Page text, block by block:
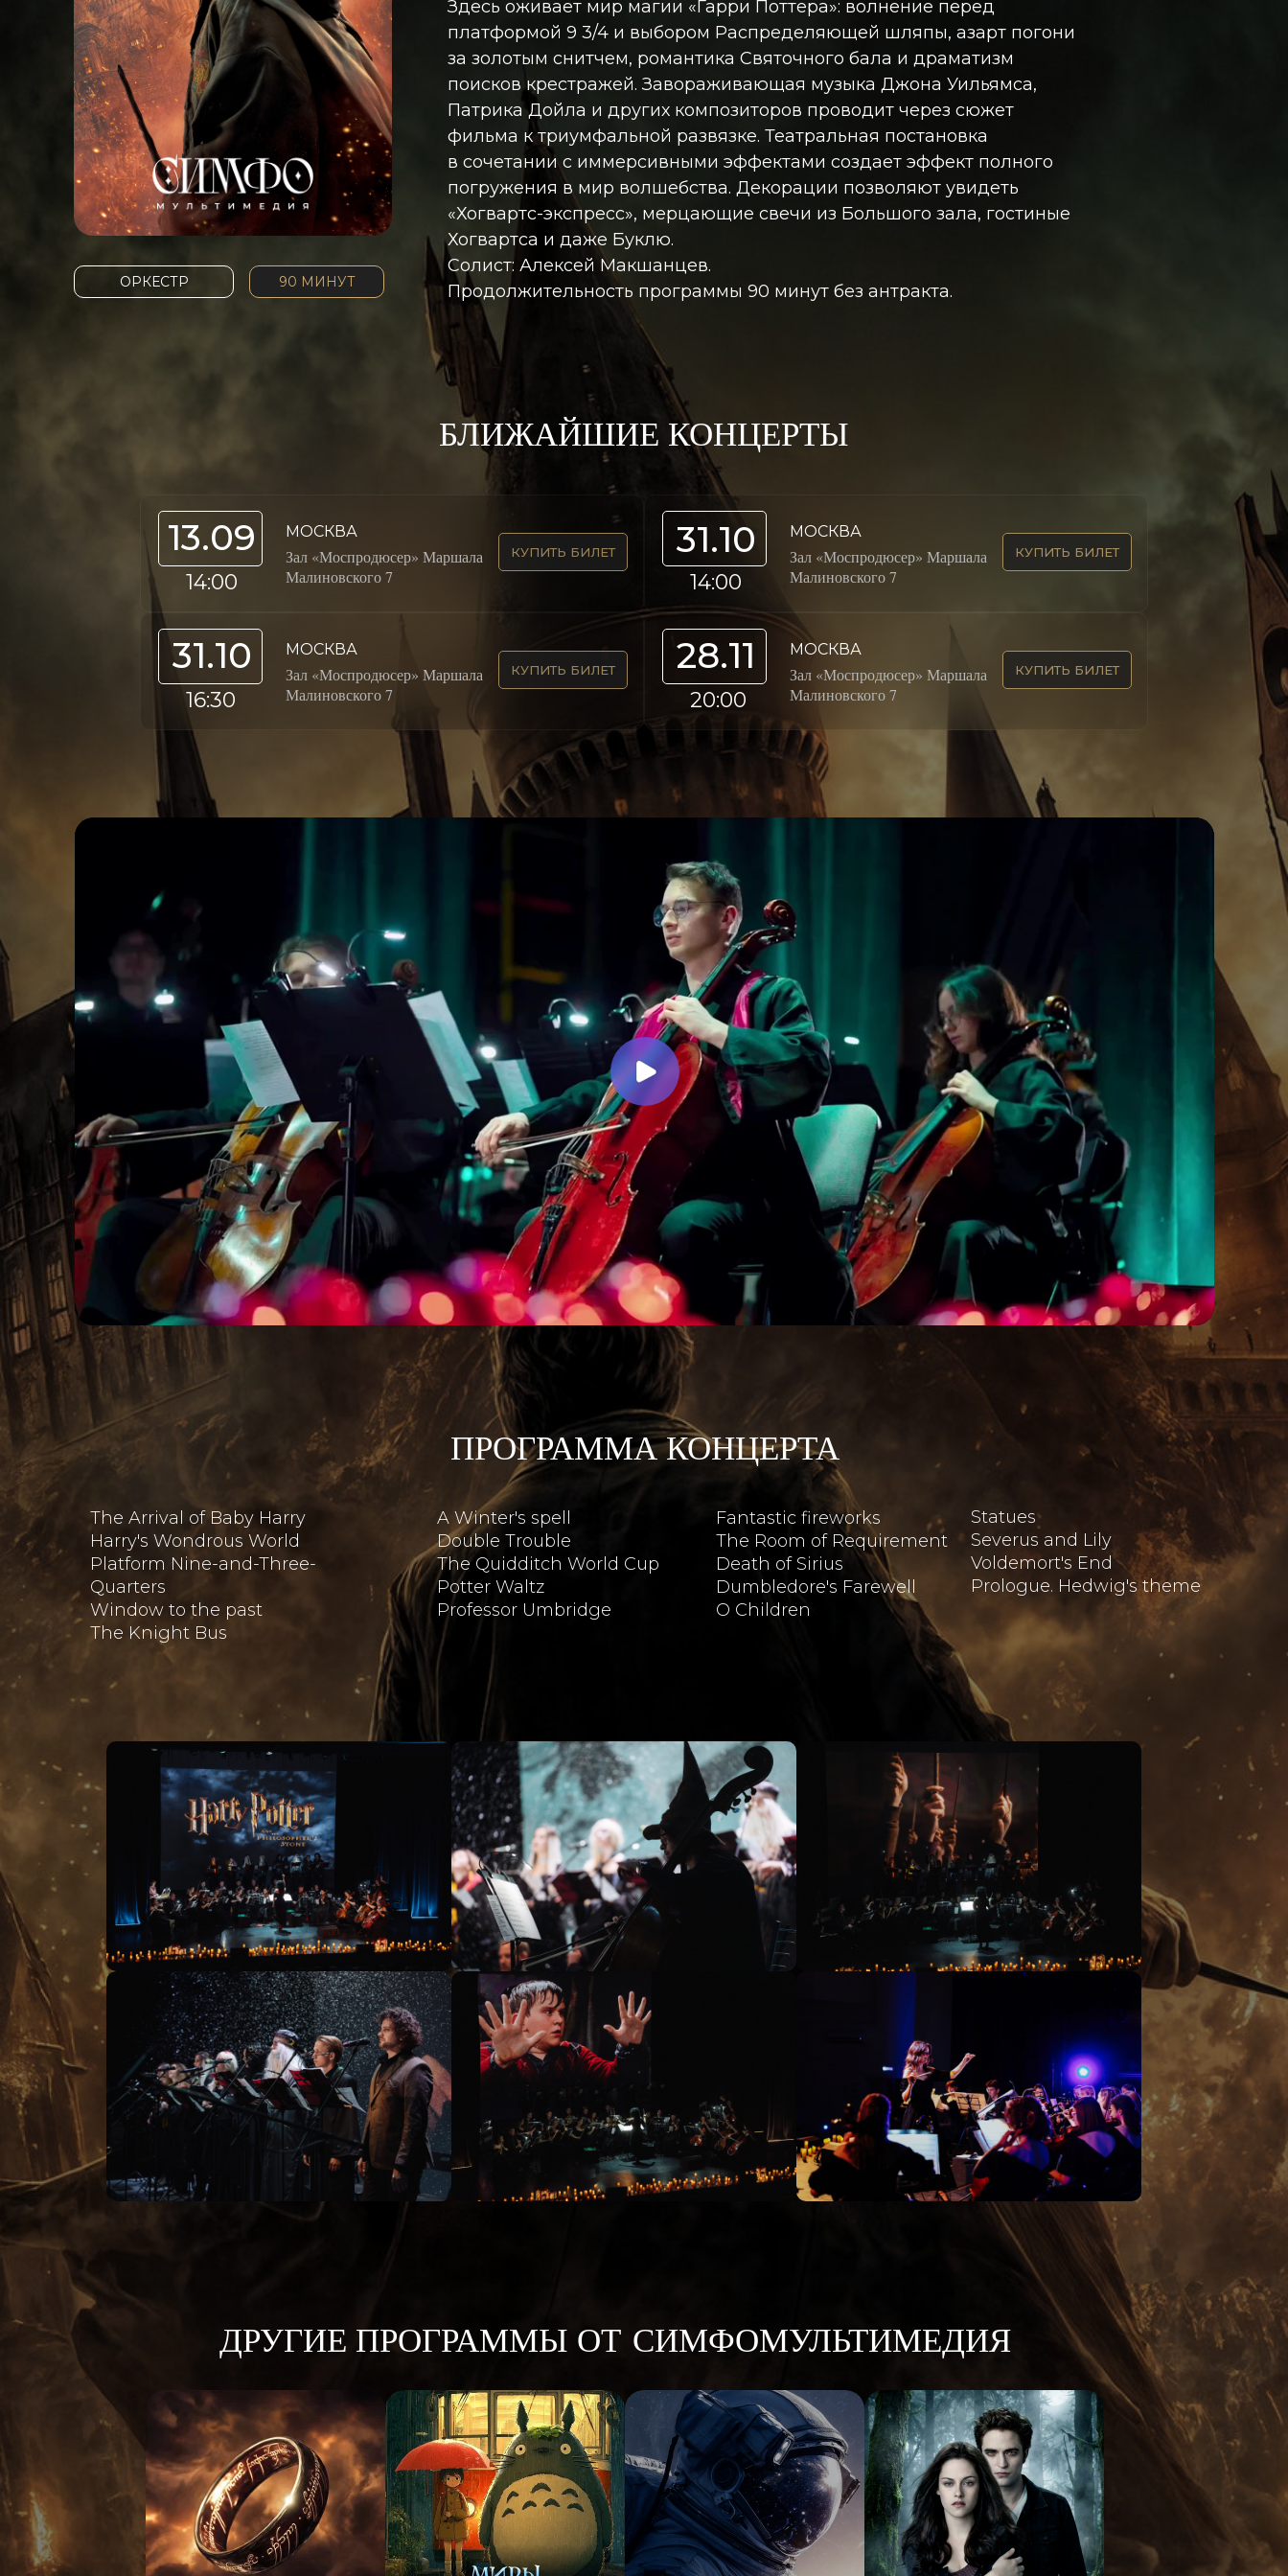
ДРУГИЕ ПРОГРАММЫ ОТ СИМФОМУЛЬТИМЕДИЯ
ПРОГРАММА КОНЦЕРТА
Statues
Severus and Lily
Voldemort's End
Prologue. Hedwig's theme
Fantastic fireworks
The Room of Requirement
Death of Sirius
Dumbledore's Farewell
O Children
A Winter's spell
Double Trouble
The Quidditch World Cup
Potter Waltz
Professor Umbridge
The Arrival of Baby Harry
Harry's Wondrous World
Platform Nine-and-Three-
Quarters
Window to the past
The Knight Bus
КУПИТЬ БИЛЕТ
14:00
13.09 МОСКВА
Зал «Моспродюсер» Маршала
Малиновского 7
КУПИТЬ БИЛЕТ
14:00
31.10 МОСКВА
Зал «Моспродюсер» Маршала
Малиновского 7
КУПИТЬ БИЛЕТ
16:30
31.10 МОСКВА
Зал «Моспродюсер» Маршала
Малиновского 7
КУПИТЬ БИЛЕТ
20:00
28.11 МОСКВА
Зал «Моспродюсер» Маршала
Малиновского 7
БЛИЖАЙШИЕ КОНЦЕРТЫ
Здесь оживает мир магии «Гарри Поттера»: волнение перед
платформой 9 3/4 и выбором Распределяющей шляпы, азарт погони
за золотым снитчем, романтика Святочного бала и драматизм
поисков крестражей. Завораживающая музыка Джона Уильямса,
Патрика Дойла и других композиторов проводит через сюжет
фильма к триумфальной развязке. Театральная постановка
в сочетании с иммерсивными эффектами создает эффект полного
погружения в мир волшебства. Декорации позволяют увидеть
«Хогвартс-экспресс», мерцающие свечи из Большого зала, гостиные
Хогвартса и даже Буклю.
Солист: Алексей Макшанцев.
Продолжительность программы 90 минут без антракта.
90 МИНУТ
ОРКЕСТР